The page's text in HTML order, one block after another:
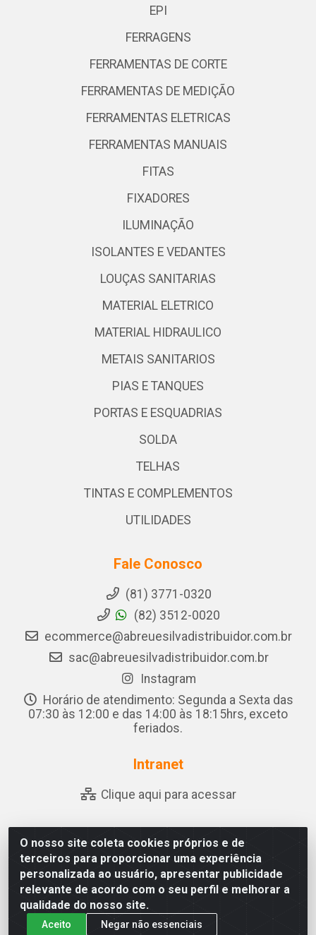
O nosso site coleta cookies próprios e de
terceiros para proporcionar uma experiência
personalizada ao usuário, apresentar publicidade
relevante de acordo com o seu perfil e melhorar a
qualidade do nosso site.
Aceito Negar não essenciais
EPI
FERRAGENS
FERRAMENTAS DE CORTE
FERRAMENTAS DE MEDIÇÃO
FERRAMENTAS ELETRICAS
FERRAMENTAS MANUAIS
FITAS
FIXADORES
ILUMINAÇÃO
ISOLANTES E VEDANTES
LOUÇAS SANITARIAS
MATERIAL ELETRICO
MATERIAL HIDRAULICO
METAIS SANITARIOS
PIAS E TANQUES
PORTAS E ESQUADRIAS
SOLDA
TELHAS
TINTAS E COMPLEMENTOS
UTILIDADES
Fale Conosco
(81) 3771-0320
(82) 3512-0020
ecommerce@abreuesilvadistribuidor.com.br
sac@abreuesilvadistribuidor.com.br
Instagram
Horário de atendimento: Segunda a Sexta das
07:30 às 12:00 e das 14:00 às 18:15hrs, exceto
feriados.
Intranet
Clique aqui para acessar
Abreu & Silva - Rua Padre Jose de Souza Leite, 265 - Ariado,
Olho D'Água das Flores/AL - CEP 57.442-000 - CNPJ
04.790.656/0001-06